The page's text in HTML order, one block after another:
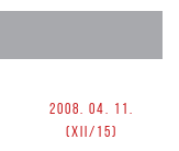
2008. 04. 11.
(XII/15)